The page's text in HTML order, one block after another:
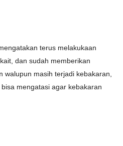
terus melakukaan
dan sudah memberikan
walupun masih terjadi kebakaran,
mengatasi agar kebakaran